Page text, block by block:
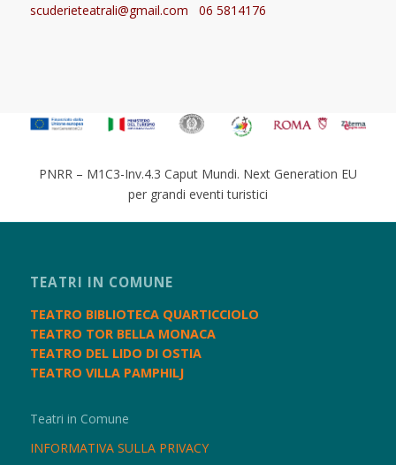
scuderieteatrali@gmail.com 06 5814176
PNRR – M1C3-Inv.4.3 Caput Mundi. Next Generation EU
per grandi eventi turistici
TEATRI IN COMUNE
TEATRO BIBLIOTECA QUARTICCIOLO
TEATRO TOR BELLA MONACA
TEATRO DEL LIDO DI OSTIA
TEATRO VILLA PAMPHILJ
Teatri in Comune
INFORMATIVA SULLA PRIVACY